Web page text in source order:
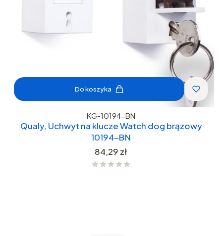
Do koszyka
KG-10194-BN
Qualy, Uchwyt na klucze Watch dog brązowy
10194-BN
Cena
84,29 zł